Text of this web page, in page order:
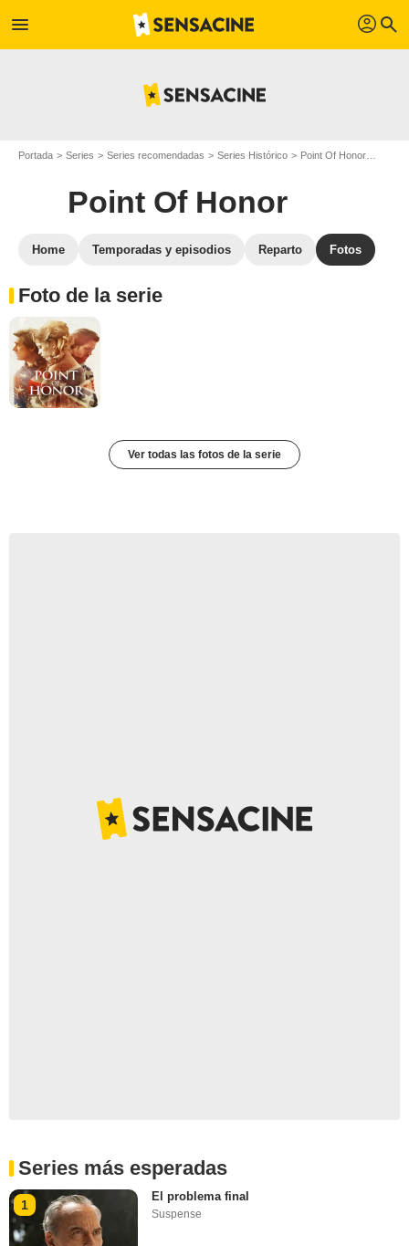
menu profil search
Portada Series Series recomendadas Series Histórico Point Of Honor
Point Of Honor
Home Temporadas y episodios Reparto Fotos
Foto de la serie
Ver todas las fotos de la serie
Series más esperadas
1
El problema final
Suspense